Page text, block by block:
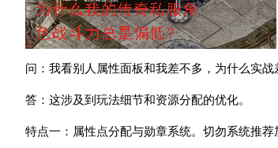
问：我看别人属性面板和我差不多，为什么实战
答：这涉及到玩法细节和资源分配的优化。
特点一：属性点分配与勋章系统。切勿系统推